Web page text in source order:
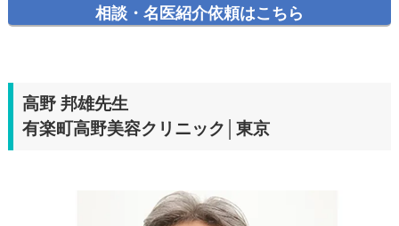
相談・名医紹介依頼はこちら
高野 邦雄先生
有楽町高野美容クリニック│東京